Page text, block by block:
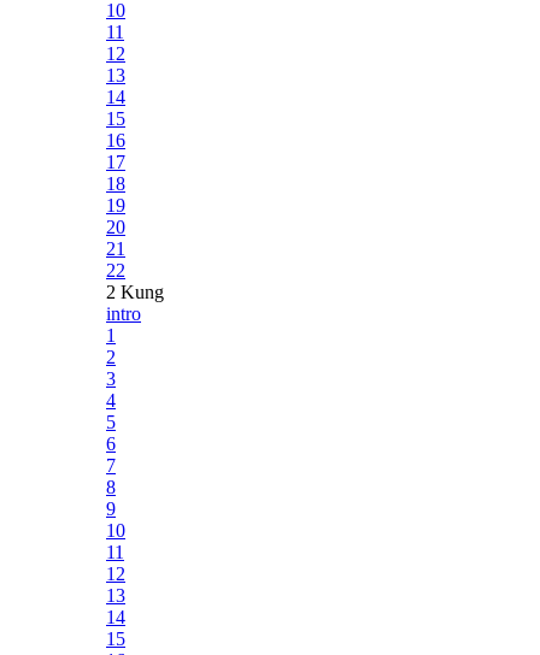
10
11
12
13
14
15
16
17
18
19
20
21
22
2 Kung
intro
1
2
3
4
5
6
7
8
9
10
11
12
13
14
15